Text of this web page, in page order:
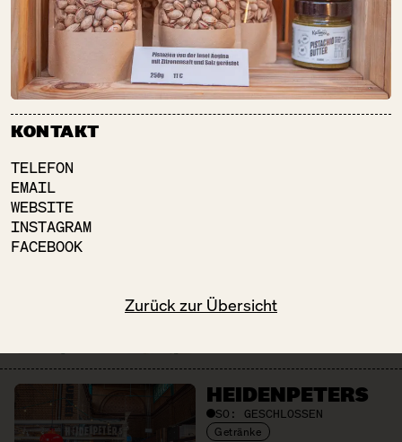
KONTAKT
TELEFON
EMAIL
WEBSITE
INSTAGRAM
FACEBOOK
Zurück zur Übersicht
Speisekammer
Süßes
GOLDMOND
BAKERY
SO: GESCHLOSSEN
HEIDEN­PETERS
SO: GESCHLOSSEN
Getränke